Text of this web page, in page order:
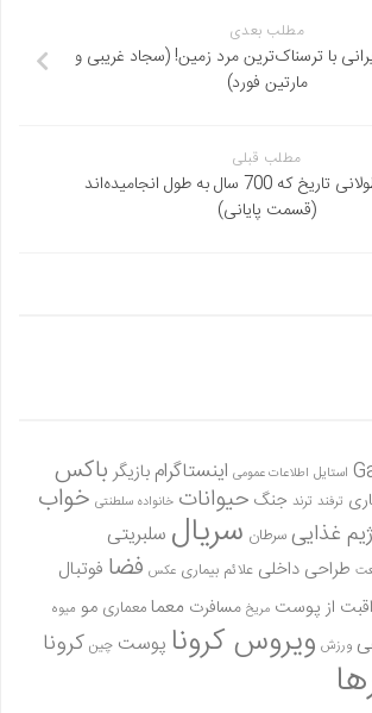
مطلب بعدی
با ترسناک‌ترین مرد زمین! (سجاد غریبی و
مارتین فورد)
مطلب قبلی
جنگ های طولانی تاریخ که 700 سال به طول انجامیده‌اند
(قسمت پایانی)
استایل اطلاعات عمومی اینستاگرام بازیگر باکس
ترفند ترند جنگ حیوانات خانواده سلطنتی خواب
غذاییسرطان سریال سلبریتی
طراحی داخلی علائم بیماری عکس فضا فوتبال
از پوست مریخ مسافرت معمامعماری مو میوه
ورزش ویروس کرونا پوست چین کرونا